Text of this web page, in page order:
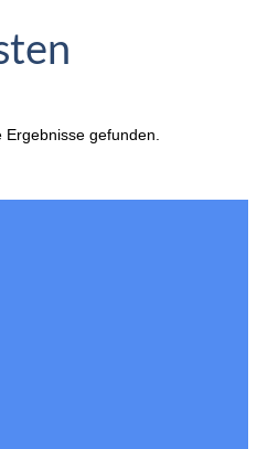
gefunden.